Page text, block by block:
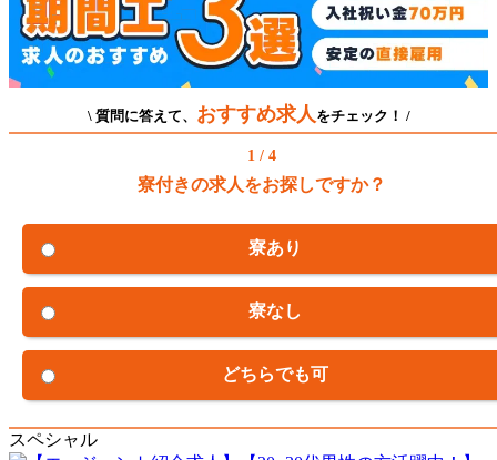
\ 質問に答えて、 おすすめ求人 をチェック！ /
1 / 4
寮付きの求人をお探しですか？
寮あり
寮なし
どちらでも可
スペシャル